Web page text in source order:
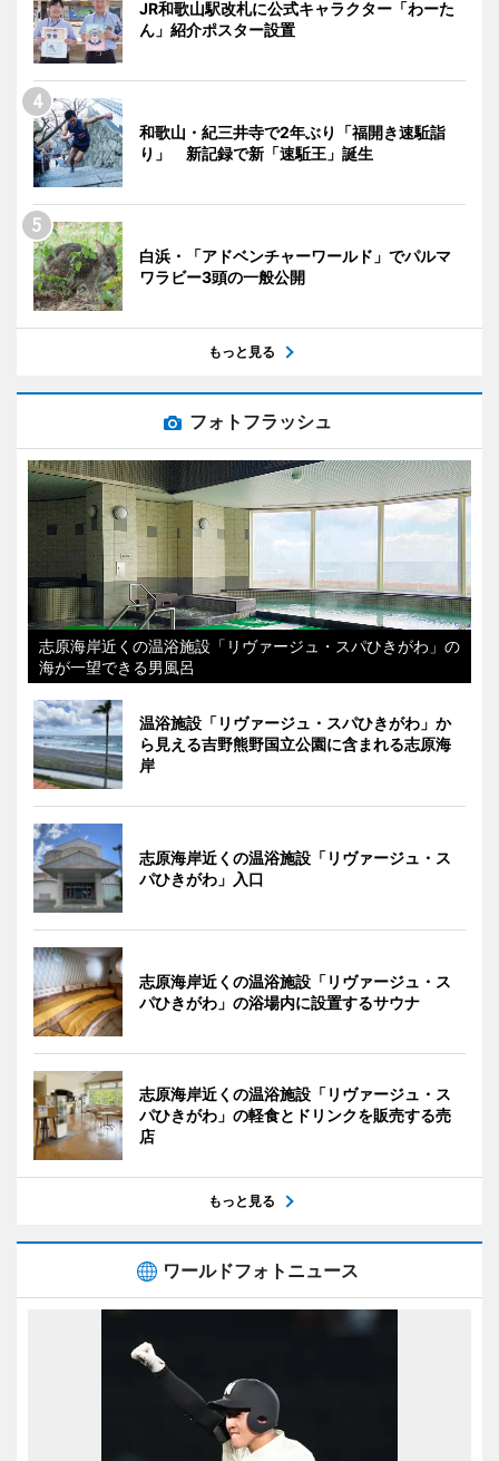
JR和歌山駅改札に公式キャラクター「わーた
ん」紹介ポスター設置
和歌山・紀三井寺で2年ぶり「福開き速駈詣
り」 新記録で新「速駈王」誕生
白浜・「アドベンチャーワールド」でパルマ
ワラビー3頭の一般公開
もっと見る
フォトフラッシュ
志原海岸近くの温浴施設「リヴァージュ・スパひきがわ」の
海が一望できる男風呂
温浴施設「リヴァージュ・スパひきがわ」か
ら見える吉野熊野国立公園に含まれる志原海
岸
志原海岸近くの温浴施設「リヴァージュ・ス
パひきがわ」入口
志原海岸近くの温浴施設「リヴァージュ・ス
パひきがわ」の浴場内に設置するサウナ
志原海岸近くの温浴施設「リヴァージュ・ス
パひきがわ」の軽食とドリンクを販売する売
店
もっと見る
ワールドフォトニュース